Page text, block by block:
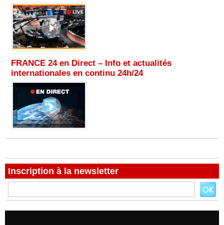
FRANCE 24 en Direct – Info et actualités
internationales en continu 24h/24
Inscription à la newsletter